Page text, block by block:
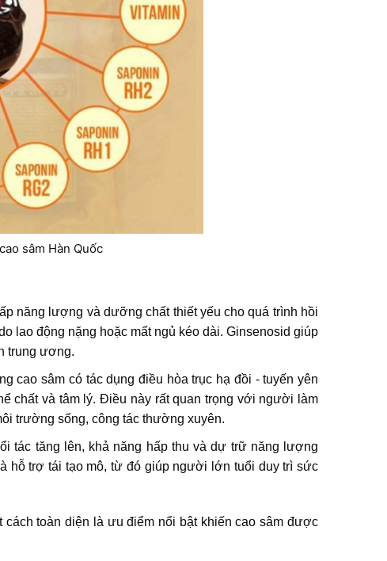
sâm Hàn Quốc
năng lượng và dưỡng chất thiết yếu cho quá trình hồi
lao động nặng hoặc mất ngủ kéo dài. Ginsenosid giúp
trung ương.
cao sâm có tác dụng điều hòa trục hạ đồi - tuyến yên
chất và tâm lý. Điều này rất quan trọng với người làm
trường sống, công tác thường xuyên.
tác tăng lên, khả năng hấp thu và dự trữ năng lượng
hỗ trợ tái tạo mô, từ đó giúp người lớn tuổi duy trì sức
toàn diện là ưu điểm nổi bật khiến cao sâm được